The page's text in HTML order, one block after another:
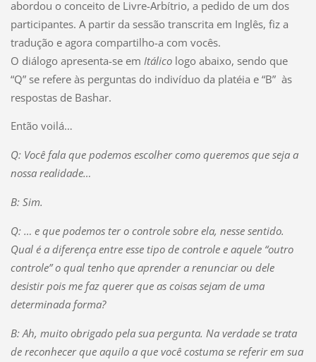
abordou o conceito de Livre-Arbítrio, a pedido de um dos
participantes. A partir da sessão transcrita em Inglês, fiz a
tradução e agora compartilho-a com vocês.
O diálogo apresenta-se em Itálicologo abaixo, sendo que
“Q” se refere às perguntas do indivíduo da platéia e “B” às
respostas de Bashar.
Então voilá…
Q: Você fala que podemos escolher como queremos que seja a
nossa realidade…
B: Sim.
Q: … e que podemos ter o controle sobre ela, nesse sentido.
Qual é a diferença entre esse tipo de controle e aquele “outro
controle” o qual tenho que aprender a renunciar ou dele
desistir pois me faz querer que as coisas sejam de uma
determinada forma?
B: Ah, muito obrigado pela sua pergunta. Na verdade se trata
de reconhecer que aquilo a que você costuma se referir em sua